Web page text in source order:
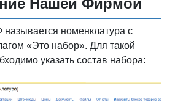
Нашей Фирмой
номенклатура с
«Это набор». Для такой
указать состав набора: